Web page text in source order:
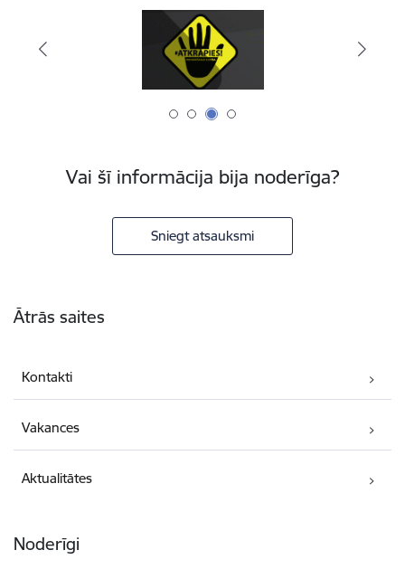
Vai šī informācija bija noderīga?
Sniegt atsauksmi
Ātrās saites
Kontakti
Vakances
Aktualitātes
Noderīgi